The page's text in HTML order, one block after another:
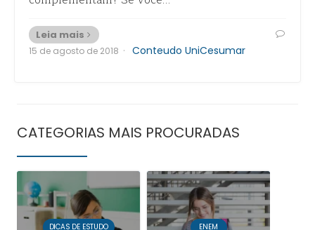
Leia mais
15 de agosto de 2018 · Conteudo UniCesumar
CATEGORIAS MAIS PROCURADAS
DICAS DE ESTUDO ENEM